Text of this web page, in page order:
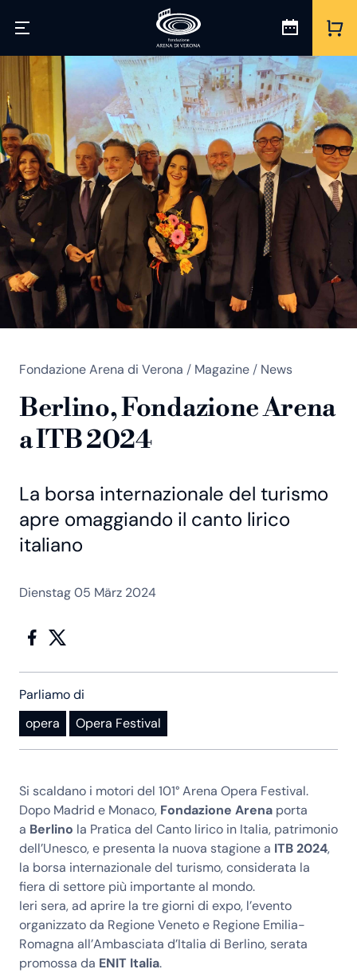
Fondazione Arena di Verona / Magazine / News
Berlino, Fondazione Arena
a ITB 2024
La borsa internazionale del turismo
apre omaggiando il canto lirico
italiano
Dienstag 05 März 2024
Parliamo di
opera
Opera Festival
Si scaldano i motori del 101° Arena Opera Festival.
Dopo Madrid e Monaco, Fondazione Arena porta
a Berlino la Pratica del Canto lirico in Italia, patrimonio
dell’Unesco, e presenta la nuova stagione a ITB 2024,
la borsa internazionale del turismo, considerata la
fiera di settore più importante al mondo.
Ieri sera, ad aprire la tre giorni di expo, l’evento
organizzato da Regione Veneto e Regione Emilia-
Romagna all’Ambasciata d’Italia di Berlino, serata
promossa da ENIT Italia.